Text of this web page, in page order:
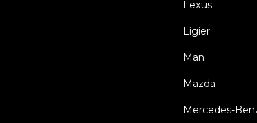
Lexus
Ligier
Man
Mazda
Mercedes-